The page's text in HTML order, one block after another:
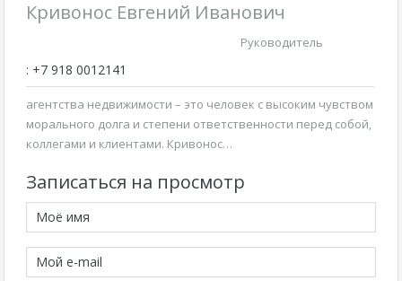
Кривонос Евгений Иванович
: +7 918 0012141
Руководитель
агентства недвижимости – это человек с высоким чувством
морального долга и степени ответственности перед собой,
коллегами и клиентами. Кривонос…
Записаться на просмотр